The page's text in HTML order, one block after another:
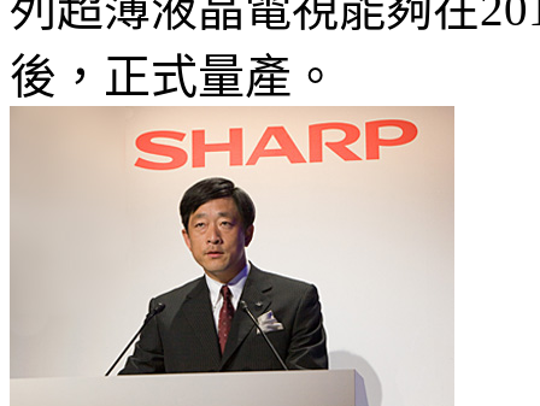
後，正式量產。